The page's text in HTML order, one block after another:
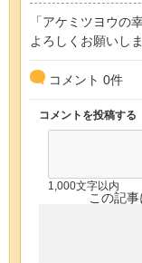
「アケミツヨウの
よろしくお願いし
コメント 0件
コメントを投稿する
1,000文字以内
この記